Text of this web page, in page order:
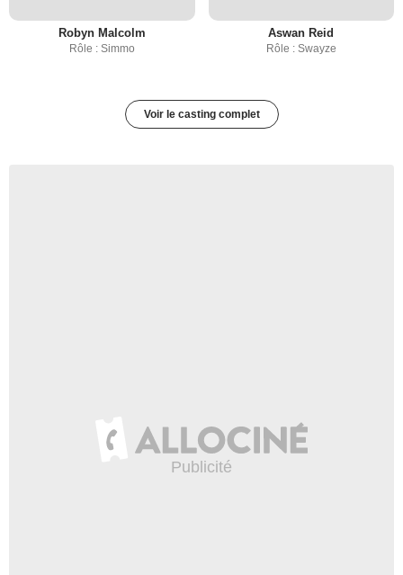
Robyn Malcolm
Rôle : Simmo
Aswan Reid
Rôle : Swayze
Voir le casting complet